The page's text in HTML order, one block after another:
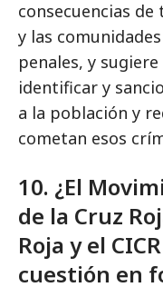
consecuencias
y las
penales, y
identificar y
a la población y
cometan esos
10. ¿El
de la Cruz
Roja y el
cuestión en